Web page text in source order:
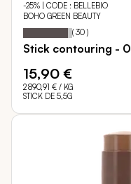
-25% | CODE : BELLEBIO
BOHO GREEN BEAUTY
Notation: 92%
( 30 )
Stick contouring -
15,90 €
2 890,91 € / KG
STICK DE 5,5G